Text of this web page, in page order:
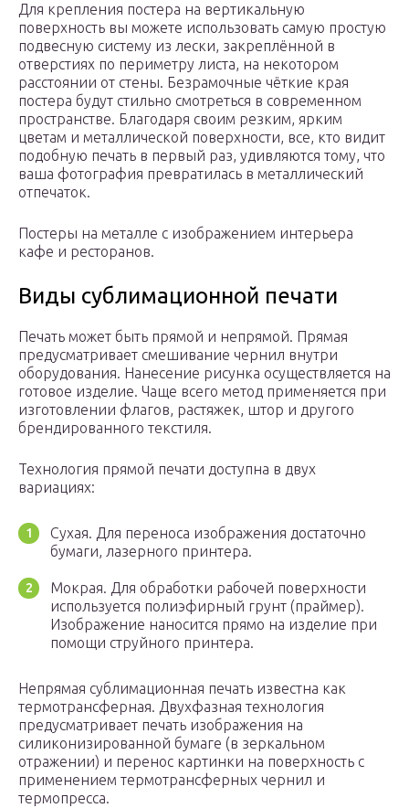
Для крепления постера на вертикальную
поверхность вы можете использовать самую простую
подвесную систему из лески, закреплённой в
отверстиях по периметру листа, на некотором
расстоянии от стены. Безрамочные чёткие края
постера будут стильно смотреться в современном
пространстве. Благодаря своим резким, ярким
цветам и металлической поверхности, все, кто видит
подобную печать в первый раз, удивляются тому, что
ваша фотография превратилась в металлический
отпечаток.
Постеры на металле с изображением интерьера
кафе и ресторанов.
Виды сублимационной печати
Печать может быть прямой и непрямой. Прямая
предусматривает смешивание чернил внутри
оборудования. Нанесение рисунка осуществляется на
готовое изделие. Чаще всего метод применяется при
изготовлении флагов, растяжек, штор и другого
брендированного текстиля.
Технология прямой печати доступна в двух
вариациях:
Сухая. Для переноса изображения достаточно
бумаги, лазерного принтера.
Мокрая. Для обработки рабочей поверхности
используется полиэфирный грунт (праймер).
Изображение наносится прямо на изделие при
помощи струйного принтера.
Непрямая сублимационная печать известна как
термотрансферная. Двухфазная технология
предусматривает печать изображения на
силиконизированной бумаге (в зеркальном
отражении) и перенос картинки на поверхность с
применением термотрансферных чернил и
термопресса.